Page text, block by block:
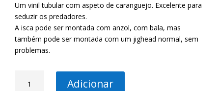
Um vinil tubular com aspeto de caranguejo. Excelente para
seduzir os predadores.
A isca pode ser montada com anzol, com bala, mas
também pode ser montada com um jighead normal, sem
problemas.
Adicionar